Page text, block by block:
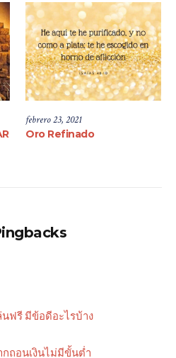
febrero 23, 2021
Oro Refinado
นฟรี มีข้อดีอะไรบ้าง
กถอนเงินไม่มีขั้นต่ำ